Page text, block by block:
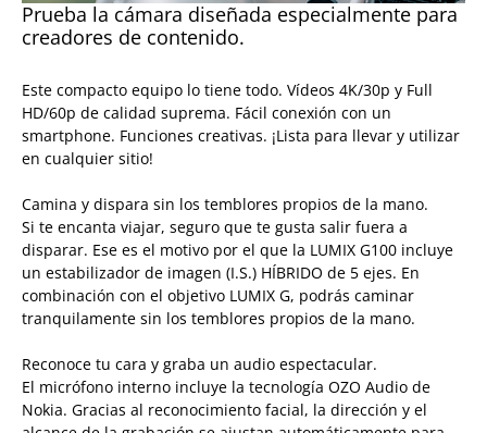
Prueba la cámara diseñada especialmente para
creadores de contenido.
Este compacto equipo lo tiene todo. Vídeos 4K/30p y Full
HD/60p de calidad suprema. Fácil conexión con un
smartphone. Funciones creativas. ¡Lista para llevar y utilizar
en cualquier sitio!
Camina y dispara sin los temblores propios de la mano.
Si te encanta viajar, seguro que te gusta salir fuera a
disparar. Ese es el motivo por el que la LUMIX G100 incluye
un estabilizador de imagen (I.S.) HÍBRIDO de 5 ejes. En
combinación con el objetivo LUMIX G, podrás caminar
tranquilamente sin los temblores propios de la mano.
Reconoce tu cara y graba un audio espectacular.
El micrófono interno incluye la tecnología OZO Audio de
Nokia. Gracias al reconocimiento facial, la dirección y el